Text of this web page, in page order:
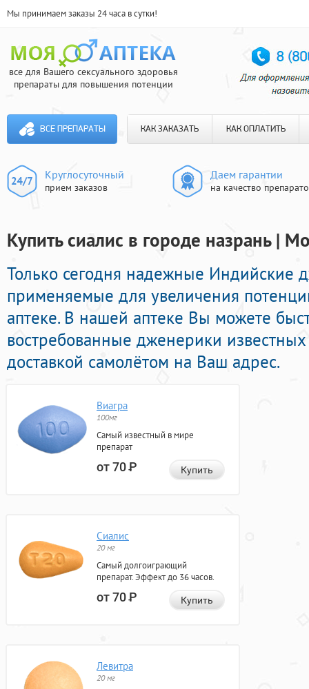
Мы принимаем заказы 24 часа в сутки!
все для Вашего сексуального здоровья
препараты для повышения потенции
ВСЕ ПРЕПАРАТЫ КАК ЗАКАЗАТЬ КАК ОПЛАТИТЬ
Круглосуточный
прием заказов
Даем гарантии
на качество
Купить сиалис в городе назрань |
Только сегодня надежные Индийские
применяемые для увеличения
аптеке. В нашей аптеке Вы можете
востребованные дженерики
доставкой самолётом на Ваш адрес.
Виагра
100мг
Самый известный в мире
препарат
от 70Р Купить
Сиалис
20 мг
Самый долгоиграющий
препарат. Эффект до 36 часов.
от 70Р Купить
Левитра
20 мг